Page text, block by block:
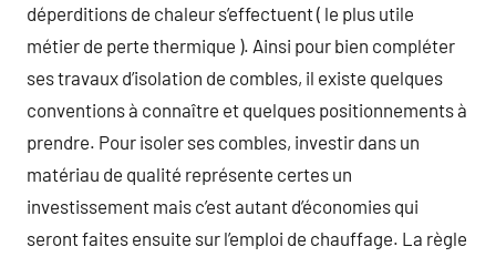
déperditions de chaleur s’effectuent ( le plus utile
métier de perte thermique ). Ainsi pour bien compléter
ses travaux d’isolation de combles, il existe quelques
conventions à connaître et quelques positionnements à
prendre. Pour isoler ses combles, investir dans un
matériau de qualité représente certes un
investissement mais c’est autant d’économies qui
seront faites ensuite sur l’emploi de chauffage. La règle